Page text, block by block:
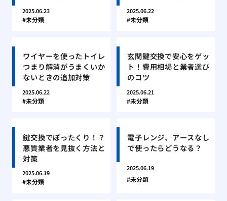
2025.06.23
未分類
2025.06.22
未分類
ワイヤーを使ったトイレ
つまり解消がうまくいか
ないときの追加対策
2025.06.22
未分類
玄関鍵交換で安心をゲッ
ト！費用相場と業者選び
のコツ
2025.06.21
未分類
鍵交換でぼったくり！？
悪質業者を見抜く方法と
対策
2025.06.19
未分類
電子レンジ、アースなし
で使ったらどうなる？
2025.06.19
未分類